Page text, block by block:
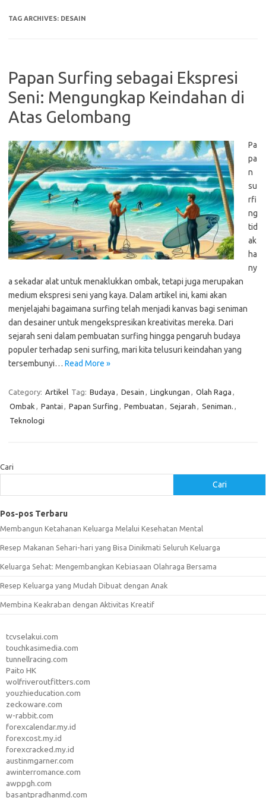
TAG ARCHIVES: DESAIN
Papan Surfing sebagai Ekspresi
Seni: Mengungkap Keindahan di
Atas Gelombang
Pa
pa
n
su
rfi
ng
tid
ak
ha
ny
a sekadar alat untuk menaklukkan ombak, tetapi juga merupakan
medium ekspresi seni yang kaya. Dalam artikel ini, kami akan
menjelajahi bagaimana surfing telah menjadi kanvas bagi seniman
dan desainer untuk mengekspresikan kreativitas mereka. Dari
sejarah seni dalam pembuatan surfing hingga pengaruh budaya
populer terhadap seni surfing, mari kita telusuri keindahan yang
tersembunyi… Read More »
Category: Artikel Tag: Budaya , Desain , Lingkungan , Olah Raga ,
Ombak , Pantai , Papan Surfing , Pembuatan , Sejarah , Seniman. ,
Teknologi
Cari
Cari
Pos-pos Terbaru
Membangun Ketahanan Keluarga Melalui Kesehatan Mental
Resep Makanan Sehari-hari yang Bisa Dinikmati Seluruh Keluarga
Keluarga Sehat: Mengembangkan Kebiasaan Olahraga Bersama
Resep Keluarga yang Mudah Dibuat dengan Anak
Membina Keakraban dengan Aktivitas Kreatif
tcvselakui.com
touchkasimedia.com
tunnellracing.com
Paito HK
wolfriveroutfitters.com
youzhieducation.com
zeckoware.com
w-rabbit.com
forexcalendar.my.id
forexcost.my.id
forexcracked.my.id
austinmgarner.com
awinterromance.com
awppgh.com
basantpradhanmd.com